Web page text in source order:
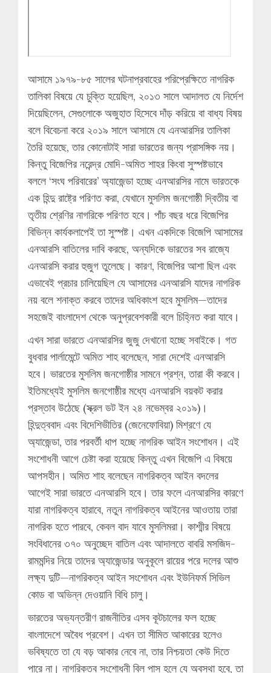
আসামে ১৯৭৯-৮৫ সালের ঘটনাপ্রবাহের পরিপ্রেক্ষিতে নাগরিক
তালিকা বিষয়ে যে চুক্তি হয়েছিল, ২০১৩ সালে আদালত যে নির্দেশ
দিয়েছিলেন, সেগুলোকে অজুহাত হিসেবে দাঁড় করিয়ে বা বাধ্য বিষয়
বলে বিবেচনা করে ২০১৯ সালে আসামে যে এনআরসির তালিকা
তৈরি হয়েছে, তার কোনোটাই সারা ভারতের জন্য প্রাসঙ্গিক নয়।
কিন্তু বিজেপির নরেন্দ্র মোদি-অমিত শাহর কিংবা সুস্পষ্টভাবে
বললে ‘সংঘ পরিবারের’ অ্যাজেন্ডা হচ্ছে এনআরসির নামে ভারতকে
এক হিন্দু রাষ্ট্রে পরিণত করা, যেখানে মুসলিম জনগোষ্ঠী দ্বিতীয় বা
তৃতীয় শ্রেণির নাগরিকে পরিণত হবে। পাঁচ বছর ধরে বিজেপির
বিভিন্ন কার্যকলাপেই তা সুস্পষ্ট। এখন একদিকে বিজেপি আসামের
এনআরসি বাতিলের দাবি করছে, অন্যদিকে ভারতের সব রাজ্যে
এনআরসি করার হুজুগ তুলেছে। কারণ, বিজেপির আশা ছিল এবং
এভাবেই প্রচার চালিয়েছিল যে আসামের এনআরসি যাদের নাগরিক
নয় বলে শনাক্ত করবে তাদের অধিকাংশ হবে মুসলিম—তাদের
সহজেই বাংলাদেশ থেকে অনুপ্রবেশকারী বলে চিহ্নিত করা যাবে।
এখন সারা ভারতে এনআরসির জুজু দেখানো হচ্ছে সবাইকে। গত
বুধবার পার্লামেন্টে অমিত শাহ বলেছেন, সারা দেশেই এনআরসি
হবে। ভারতের মুসলিম জনগোষ্ঠীর সামনে প্রশ্ন, তারা কী করবে।
ইতিমধ্যেই মুসলিম জনগোষ্ঠীর মধ্যে এনআরসি বয়কট করার
প্রস্তাব উঠেছে (স্ক্রল ডট ইন ২৪ নভেম্বর ২০১৯)।
হিন্দুত্ববাদ এবং বিদেশিভীতির (জেনেফোবিয়া) মিশ্রণে যে
অ্যাজেন্ডা, তার পরবর্তী ধাপ হচ্ছে নাগরিক আইন সংশোধন। এই
সংশোধনী আগে চেষ্টা করা হয়েছে কিন্তু এখন বিজেপি এ বিষয়ে
আপসহীন। অমিত শাহ বলেছেন নাগরিকত্ব আইন বদলের
আগেই সারা ভারতে এনআরসি হবে। তার ফলে এনআরসির কারণে
যারা নাগরিকত্ব হারাবে, নতুন নাগরিকত্ব আইনের আওতায় তারা
নাগরিক হতে পারবে, কেবল বাদ যাবে মুসলিমরা। কাশ্মীর বিষয়ে
সংবিধানের ৩৭০ অনুচ্ছেদ বাতিল এবং আদালতে বাবরি মসজিদ-
রামমন্দির নিয়ে তাদের অ্যাজেন্ডার অনুকূলে রায়ের পরে দলের আশু
লক্ষ্য দুটি—নাগরিকত্ব আইন সংশোধন এবং ইউনিফর্ম সিভিল
কোড বা অভিন্ন দেওয়ানি বিধি চালু।
ভারতের অভ্যন্তরীণ রাজনীতির এসব কূটচালের ফল হচ্ছে
বাংলাদেশে অবৈধ প্রবেশ। এখন তা সীমিত আকারের হলেও
ভবিষ্যতে তা যে বড় আকার নেবে না, তার নিশ্চয়তা কেউ দিতে
পারে না। নাগরিকত্ব সংশোধনী বিল পাস হলে যে অবস্থা হবে, তা